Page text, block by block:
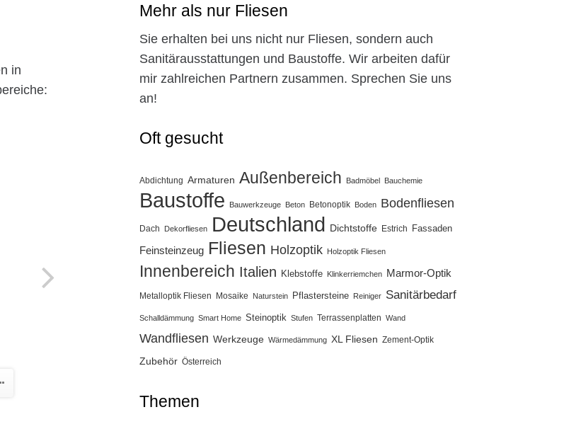
in
Mehr als nur Fliesen
Sie erhalten bei uns nicht nur Fliesen, sondern auch
Sanitärausstattungen und Baustoffe. Wir arbeiten dafür
mir zahlreichen Partnern zusammen. Sprechen Sie uns
an!
Oft gesucht
Abdichtung Armaturen Außenbereich Badmöbel Bauchemie
Baustoffe Bauwerkzeuge Beton Betonoptik Boden Bodenfliesen
Dach Dekorfliesen Deutschland Dichtstoffe Estrich Fassaden
Feinsteinzeug Fliesen Holzoptik Holzoptik Fliesen
Innenbereich Italien Klebstoffe Klinkerriemchen Marmor-Optik
Metalloptik Fliesen Mosaike Naturstein Pflastersteine Reiniger Sanitärbedarf
Schalldämmung Smart Home Steinoptik Stufen Terrassenplatten Wand
Wandfliesen Werkzeuge Wärmedämmung XL Fliesen Zement-Optik
Zubehör Österreich
Themen